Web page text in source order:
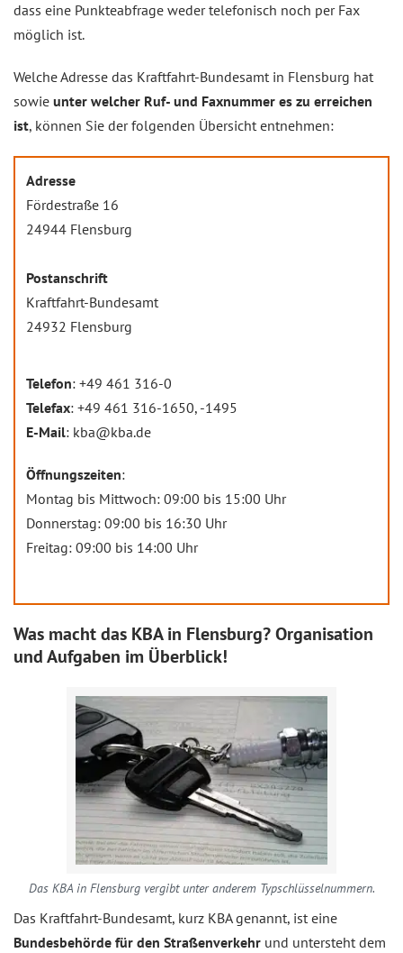
dass eine Punkteabfrage weder telefonisch noch per Fax
möglich ist.
Welche Adresse das Kraftfahrt-Bundesamt in Flensburg hat
sowie unter welcher Ruf- und Faxnummer es zu erreichen
ist, können Sie der folgenden Übersicht entnehmen:
Adresse
Fördestraße 16
24944 Flensburg
Postanschrift
Kraftfahrt-Bundesamt
24932 Flensburg
Telefon: +49 461 316-0
Telefax: +49 461 316-1650, -1495
E-Mail: kba@kba.de
Öffnungszeiten:
Montag bis Mittwoch: 09:00 bis 15:00 Uhr
Donnerstag: 09:00 bis 16:30 Uhr
Freitag: 09:00 bis 14:00 Uhr
Was macht das KBA in Flensburg? Organisation
und Aufgaben im Überblick!
Das KBA in Flensburg vergibt unter anderem Typschlüsselnummern.
Das Kraftfahrt-Bundesamt, kurz KBA genannt, ist eine
Bundesbehörde für den Straßenverkehr und untersteht dem